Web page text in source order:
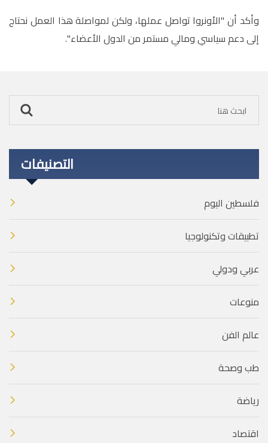
وأكد أن "الأونروا تواصل عملها، ولكن لمواصلة هذا العمل نحتاج
إلى دعم سياسي ومالي مستمر من الدول الأعضاء".
التصنيفات
فلسطين اليوم
تطبيقات وتكنولوجيا
عربي ودولي
منوعات
عالم الفن
طب وصحة
رياضة
اقتصاد